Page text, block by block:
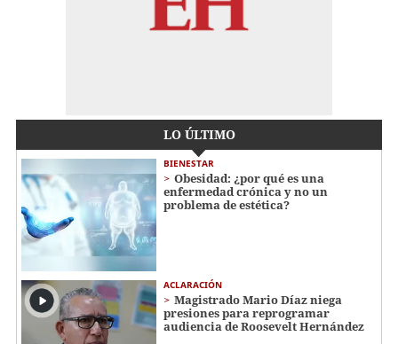
LO ÚLTIMO
BIENESTAR
Obesidad: ¿por qué es una
enfermedad crónica y no un
problema de estética?
ACLARACIÓN
Magistrado Mario Díaz niega
presiones para reprogramar
audiencia de Roosevelt Hernández